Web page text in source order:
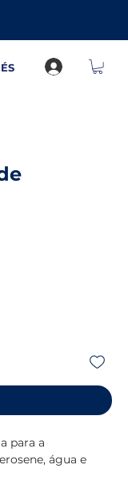
para a
água e